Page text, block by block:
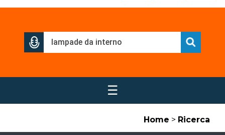
☰
Home > Ricerca